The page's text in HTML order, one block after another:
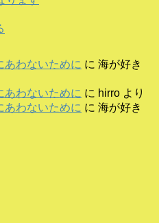
わないために に 海が好き
わないために に hirro より
わないために に 海が好き